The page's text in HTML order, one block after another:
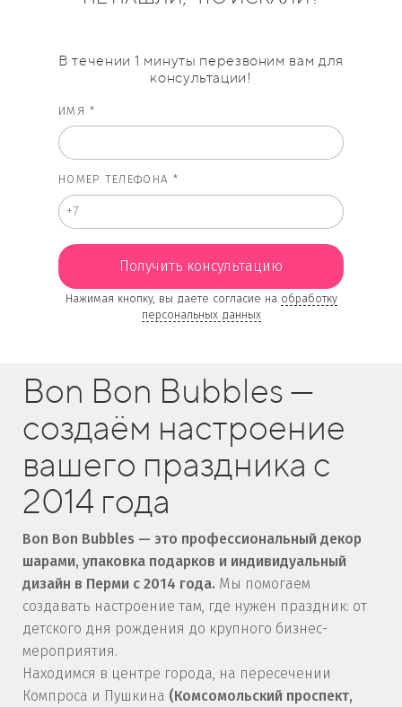
В течении 1 минуты перезвоним вам для
консультации!
ИМЯ *
НОМЕР ТЕЛЕФОНА *
Получить консультацию
Нажимая кнопку, вы даете согласие на обработку
персональных данных
Bon Bon Bubbles —
создаём настроение
вашего праздника с
2014 года
Bon Bon Bubbles — это профессиональный декор
шарами, упаковка подарков и индивидуальный
дизайн в Перми с 2014 года. Мы помогаем
создавать настроение там, где нужен праздник: от
детского дня рождения до крупного бизнес-
мероприятия.
Находимся в центре города, на пересечении
Компроса и Пушкина (Комсомольский проспект,